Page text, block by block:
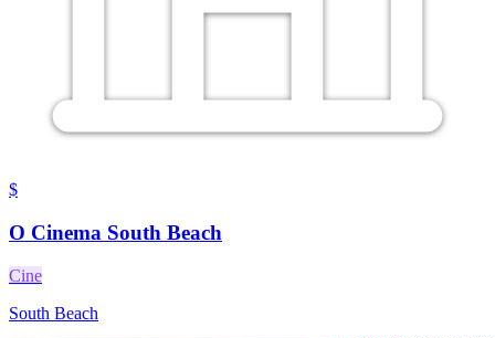
$
O Cinema South Beach
Cine
South Beach